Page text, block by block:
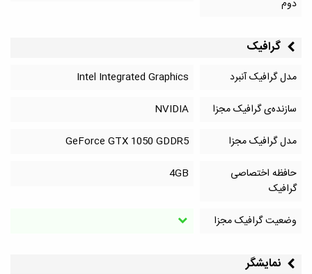
دوم
گرافیک
مدل گرافیک آنبرد
Intel Integrated Graphics
سازنده‌ی گرافیک مجزا
NVIDIA
مدل گرافیک مجزا
GeForce GTX 1050 GDDR5
حافظه اختصاصی
گرافیک
4GB
وضعیت گرافیک مجزا
نمایشگر